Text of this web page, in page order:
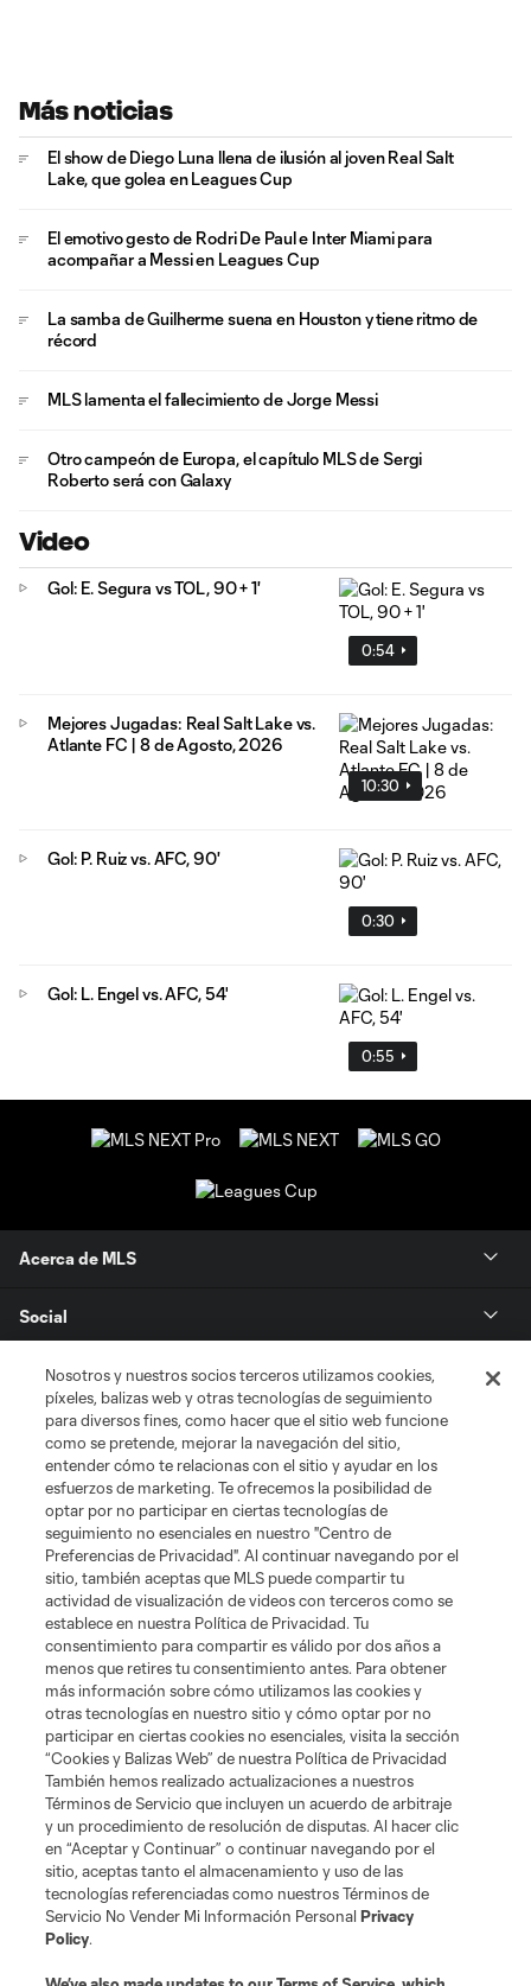
Más noticias
El show de Diego Luna llena de ilusión al joven Real Salt
Lake, que golea en Leagues Cup
El emotivo gesto de Rodri De Paul e Inter Miami para
acompañar a Messi en Leagues Cup
La samba de Guilherme suena en Houston y tiene ritmo de
récord
MLS lamenta el fallecimiento de Jorge Messi
Otro campeón de Europa, el capítulo MLS de Sergi
Roberto será con Galaxy
Video
0:54
Gol: E. Segura vs TOL, 90 + 1'
10:30
Mejores Jugadas: Real Salt Lake vs.
Atlante FC | 8 de Agosto, 2026
0:30
Gol: P. Ruiz vs. AFC, 90'
0:55
Gol: L. Engel vs. AFC, 54'
Acerca de MLS
Social
Tienda
Club Sites
Términos de servicio Política de privacidad
No vender mi información
Cookies Settings
©2026 MLS. El nombre y escudo de la Major League Soccer y MLS son
marcas registradas de League Soccer, L.L.C. (“MLS”). Los nombres y logos
de los equipos de la MLS están registrados y son marcas bajo ley común
de la MLS o son usadas con el permiso de sus propietarios. Uso
desautorizado está prohibido.
Nosotros y nuestros socios terceros utilizamos cookies,
píxeles, balizas web y otras tecnologías de seguimiento
para diversos fines, como hacer que el sitio web funcione
como se pretende, mejorar la navegación del sitio,
entender cómo te relacionas con el sitio y ayudar en los
esfuerzos de marketing. Te ofrecemos la posibilidad de
optar por no participar en ciertas tecnologías de
seguimiento no esenciales en nuestro "Centro de
Preferencias de Privacidad". Al continuar navegando por el
sitio, también aceptas que MLS puede compartir tu
actividad de visualización de videos con terceros como se
establece en nuestra Política de Privacidad. Tu
consentimiento para compartir es válido por dos años a
menos que retires tu consentimiento antes. Para obtener
más información sobre cómo utilizamos las cookies y
otras tecnologías en nuestro sitio y cómo optar por no
participar en ciertas cookies no esenciales, visita la sección
“Cookies y Balizas Web” de nuestra Política de Privacidad
También hemos realizado actualizaciones a nuestros
Términos de Servicio que incluyen un acuerdo de arbitraje
y un procedimiento de resolución de disputas. Al hacer clic
en “Aceptar y Continuar” o continuar navegando por el
sitio, aceptas tanto el almacenamiento y uso de las
tecnologías referenciadas como nuestros Términos de
Servicio No Vender Mi Información PersonalPrivacy
Policy.